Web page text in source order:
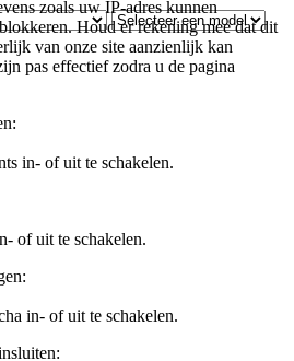
zoals uw IP-adres kunnen
Houd er rekening mee dat dit
van onze site aanzienlijk kan
pas effectief zodra u de pagina
in- of uit te schakelen.
of uit te schakelen.
in- of uit te schakelen.